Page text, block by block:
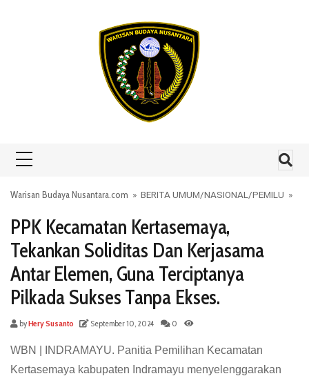
Warisan Budaya Nusantara.com » BERITA UMUM/NASIONAL /PEMILU »
PPK Kecamatan Kertasemaya,
Tekankan Soliditas Dan Kerjasama
Antar Elemen, Guna Terciptanya
Pilkada Sukses Tanpa Ekses.
byHery Susanto September 10, 2024 0
WBN | INDRAMAYU. Panitia Pemilihan Kecamatan
Kertasemaya kabupaten Indramayu menyelenggarakan